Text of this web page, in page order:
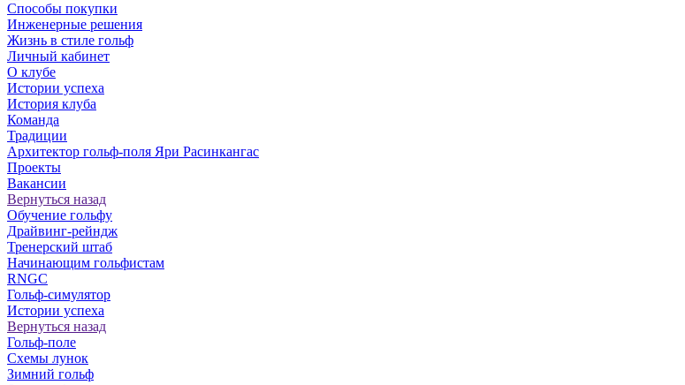
Способы покупки
Инженерные решения
Жизнь в стиле гольф
Личный кабинет
О клубе
Истории успеха
История клуба
Команда
Традиции
Архитектор гольф-поля Яри Расинкангас
Проекты
Вакансии
Вернуться назад
Обучение гольфу
Драйвинг-рейндж
Тренерский штаб
Начинающим гольфистам
RNGC
Гольф-симулятор
Истории успеха
Вернуться назад
Гольф-поле
Схемы лунок
Зимний гольф